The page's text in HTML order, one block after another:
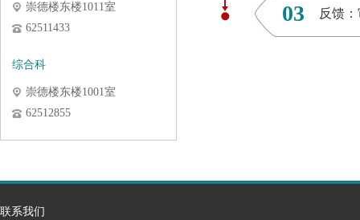
崇德楼东楼1011室
62511433
综合科
崇德楼东楼1001室
62512855
03 反馈
联系我们